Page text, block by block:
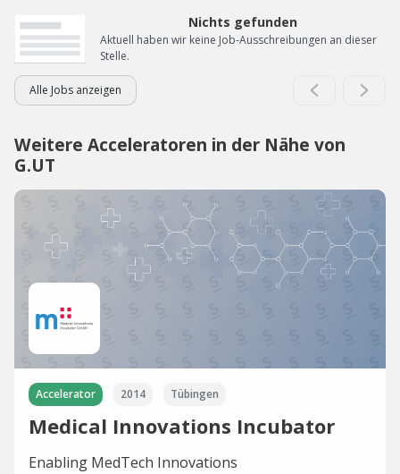
Nichts gefunden
Aktuell haben wir keine Job-Ausschreibungen an dieser
Stelle.
Alle Jobs anzeigen
Weitere Acceleratoren in der Nähe von
G.UT
Accelerator 2014 Tübingen
Medical Innovations Incubator
Enabling MedTech Innovations